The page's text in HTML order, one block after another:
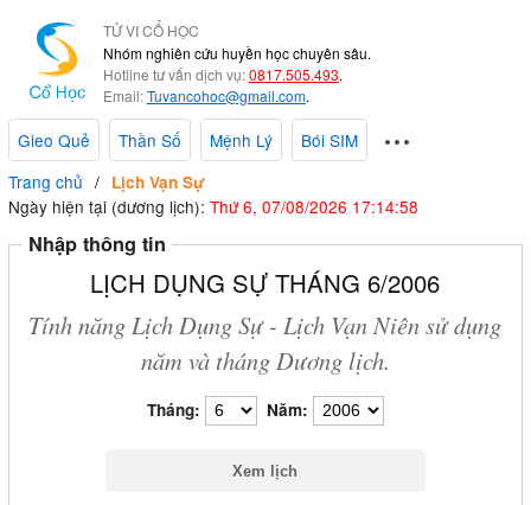
TỬ VI CỔ HỌC
Nhóm nghiên cứu huyền học chuyên sâu.
Hotline tư vấn dịch vụ:0817.505.493.
Email:Tuvancohoc@gmail.com.
Gieo Quẻ Thần Số Mệnh Lý
Bói SIM
Trang chủ
Lịch Vạn Sự
Ngày hiện tại (dương lịch): Thứ 6, 07/08/2026 17:14:59
Nhập thông tin
LỊCH DỤNG SỰ THÁNG 6/2006
Tính năng Lịch Dụng Sự - Lịch Vạn Niên sử dụng
năm và tháng Dương lịch.
Tháng: Năm: